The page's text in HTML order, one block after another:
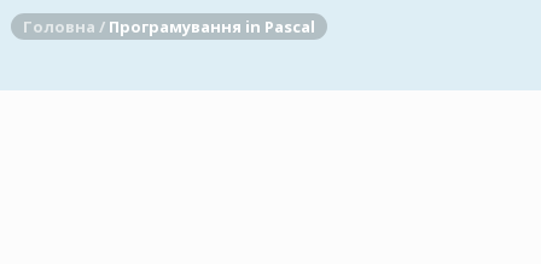
Головна / Програмування in Pascal